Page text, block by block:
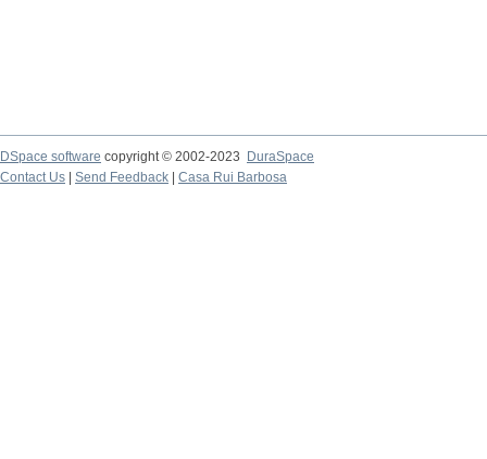
DSpace software copyright © 2002-2023
DuraSpace
Contact Us
Send Feedback Casa Rui Barbosa